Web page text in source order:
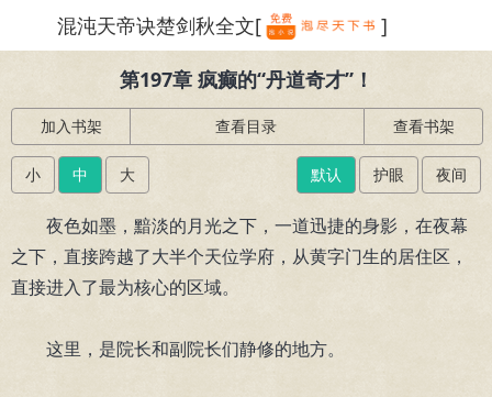
混沌天帝诀楚剑秋全文[ ]
第197章 疯癫的“丹道奇才”！
加入书架 查看目录 查看书架
小 中 大 默认 护眼 夜间
夜色如墨，黯淡的月光之下，一道迅捷的身影，在夜幕
之下，直接跨越了大半个天位学府，从黄字门生的居住区，
直接进入了最为核心的区域。
这里，是院长和副院长们静修的地方。